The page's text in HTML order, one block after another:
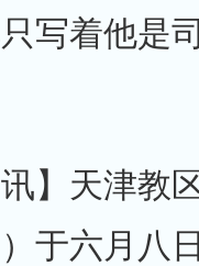
写着他是
讯】天津教
）于六月八